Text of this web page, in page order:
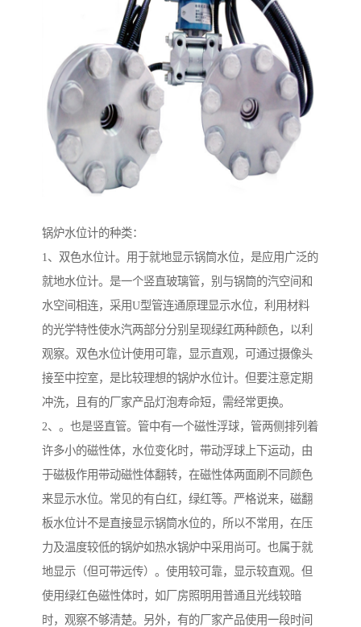
锅炉水位计的种类：
1、双色水位计。用于就地显示锅筒水位，是应用广泛的
就地水位计。是一个竖直玻璃管，别与锅筒的汽空间和
水空间相连，采用U型管连通原理显示水位，利用材料
的光学特性使水汽两部分分别呈现绿红两种颜色，以利
观察。双色水位计使用可靠，显示直观，可通过摄像头
接至中控室，是比较理想的锅炉水位计。但要注意定期
冲洗，且有的厂家产品灯泡寿命短，需经常更换。
2、。也是竖直管。管中有一个磁性浮球，管两侧排列着
许多小的磁性体，水位变化时，带动浮球上下运动，由
于磁极作用带动磁性体翻转，在磁性体两面刷不同颜色
来显示水位。常见的有白红，绿红等。严格说来，磁翻
板水位计不是直接显示锅筒水位的，所以不常用，在压
力及温度较低的锅炉如热水锅炉中采用尚可。也属于就
地显示（但可带远传）。使用较可靠，显示较直观。但
使用绿红色磁性体时，如厂房照明用普通且光线较暗
时，观察不够清楚。另外，有的厂家产品使用一段时间